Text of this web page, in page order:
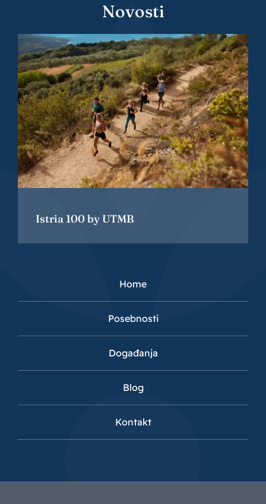
Novosti
Istria 100 by UTMB
Home
Posebnosti
Događanja
Blog
Kontakt